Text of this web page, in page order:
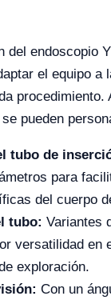
del endoscopio
el equipo a
procedimiento.
pueden
tubo de
para
del cuerpo
tubo: Variantes
versatilidad en
exploración.
Con un